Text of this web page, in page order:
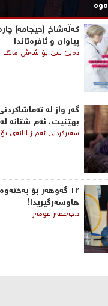
کەڵەشاخ (حیجامە)
پیاوان و ئافرەتاندا
دەبێ سێ بۆ شەش مانگ
گه‌ر واز له‌
بهێنیت، ئه‌م شتانه‌
سه‌یركردنی ئه‌م زیانانه‌ی‌
١٢ گەوهەر بۆ
هاوسەرگیریدا!
د.جەعفەر عومەر